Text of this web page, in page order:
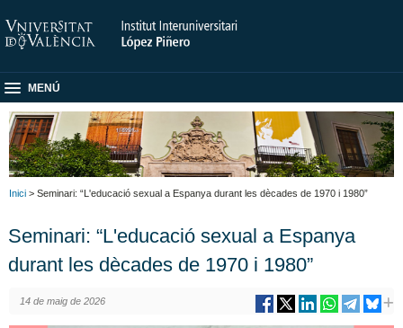
MENÚ
Inici > Seminari: “L'educació sexual a Espanya durant les dècades de 1970 i 1980”
Seminari: “L'educació sexual a Espanya
durant les dècades de 1970 i 1980”
14 de maig de 2026